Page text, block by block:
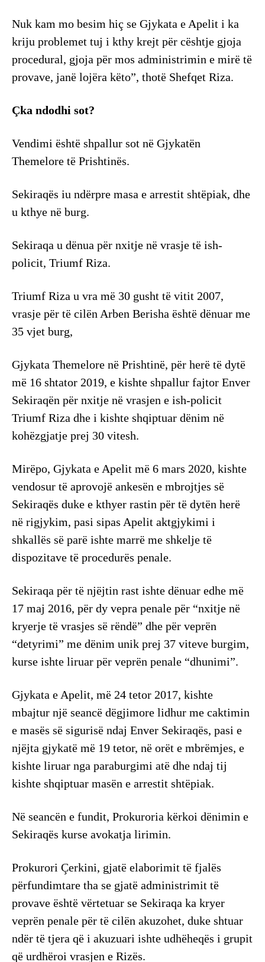
Nuk kam mo besim hiç se Gjykata e Apelit i ka
kriju problemet tuj i kthy krejt për cështje gjoja
procedural, gjoja për mos administrimin e mirë të
provave, janë lojëra këto”, thotë Shefqet Riza.
Çka ndodhi sot?
Vendimi është shpallur sot në Gjykatën
Themelore të Prishtinës.
Sekiraqës iu ndërpre masa e arrestit shtëpiak, dhe
u kthye në burg.
Sekiraqa u dënua për nxitje në vrasje të ish-
policit, Triumf Riza.
Triumf Riza u vra më 30 gusht të vitit 2007,
vrasje për të cilën Arben Berisha është dënuar me
35 vjet burg,
Gjykata Themelore në Prishtinë, për herë të dytë
më 16 shtator 2019, e kishte shpallur fajtor Enver
Sekiraqën për nxitje në vrasjen e ish-policit
Triumf Riza dhe i kishte shqiptuar dënim në
kohëzgjatje prej 30 vitesh.
Mirëpo, Gjykata e Apelit më 6 mars 2020, kishte
vendosur të aprovojë ankesën e mbrojtjes së
Sekiraqës duke e kthyer rastin për të dytën herë
në rigjykim, pasi sipas Apelit aktgjykimi i
shkallës së parë ishte marrë me shkelje të
dispozitave të procedurës penale.
Sekiraqa për të njëjtin rast ishte dënuar edhe më
17 maj 2016, për dy vepra penale për “nxitje në
kryerje të vrasjes së rëndë” dhe për veprën
“detyrimi” me dënim unik prej 37 viteve burgim,
kurse ishte liruar për veprën penale “dhunimi”.
Gjykata e Apelit, më 24 tetor 2017, kishte
mbajtur një seancë dëgjimore lidhur me caktimin
e masës së sigurisë ndaj Enver Sekiraqës, pasi e
njëjta gjykatë më 19 tetor, në orët e mbrëmjes, e
kishte liruar nga paraburgimi atë dhe ndaj tij
kishte shqiptuar masën e arrestit shtëpiak.
Në seancën e fundit, Prokuroria kërkoi dënimin e
Sekiraqës kurse avokatja lirimin.
Prokurori Çerkini, gjatë elaborimit të fjalës
përfundimtare tha se gjatë administrimit të
provave është vërtetuar se Sekiraqa ka kryer
veprën penale për të cilën akuzohet, duke shtuar
ndër të tjera që i akuzuari ishte udhëheqës i grupit
që urdhëroi vrasjen e Rizës.